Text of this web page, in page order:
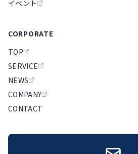
イベント
CORPORATE
TOP
SERVICE
NEWS
COMPANY
CONTACT